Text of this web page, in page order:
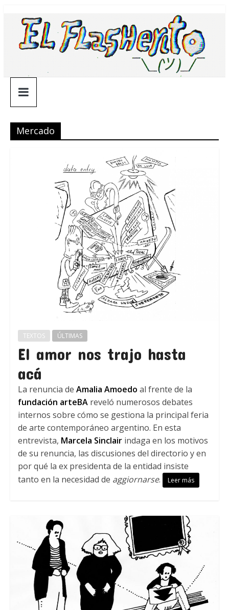
contenido
¯\_(ツ)_/
¯
Mercado
TEXTOS ÚLTIMAS
El amor nos trajo hasta
acá
La renuncia de Amalia Amoedo al frente de la
fundación arteBAreveló numerosos debates
internos sobre cómo se gestiona la principal feria
de arte contemporáneo argentino. En esta
entrevista, Marcela Sinclairindaga en los motivos
de su renuncia, las discusiones del directorio y en
por qué la ex presidenta de la entidad insiste
tanto en la necesidad de aggiornarse. Leer más